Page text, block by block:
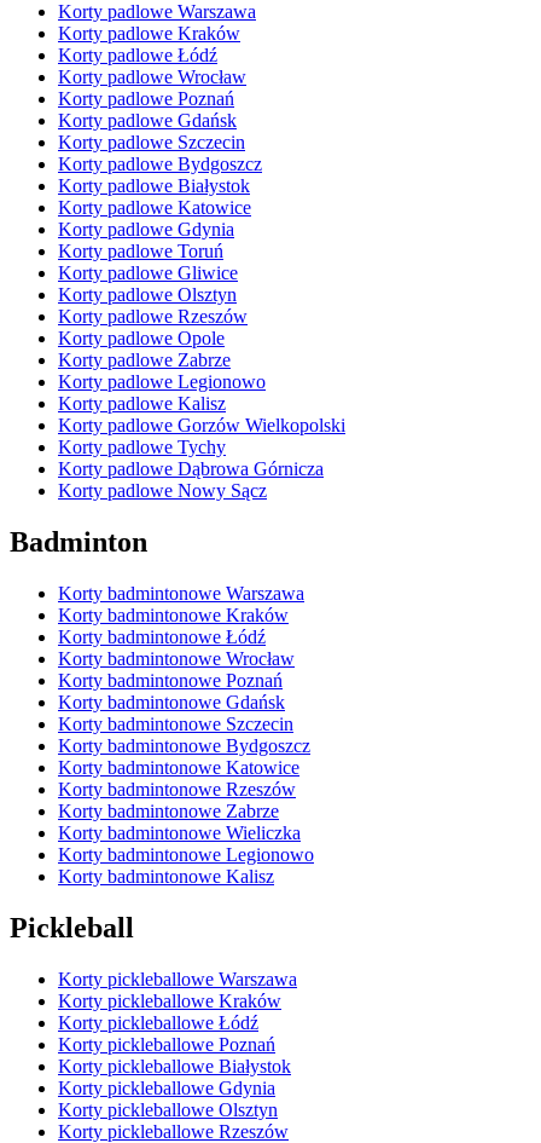
Korty padlowe Warszawa
Korty padlowe Kraków
Korty padlowe Łódź
Korty padlowe Wrocław
Korty padlowe Poznań
Korty padlowe Gdańsk
Korty padlowe Szczecin
Korty padlowe Bydgoszcz
Korty padlowe Białystok
Korty padlowe Katowice
Korty padlowe Gdynia
Korty padlowe Toruń
Korty padlowe Gliwice
Korty padlowe Olsztyn
Korty padlowe Rzeszów
Korty padlowe Opole
Korty padlowe Zabrze
Korty padlowe Legionowo
Korty padlowe Kalisz
Korty padlowe Gorzów Wielkopolski
Korty padlowe Tychy
Korty padlowe Dąbrowa Górnicza
Korty padlowe Nowy Sącz
Badminton
Korty badmintonowe Warszawa
Korty badmintonowe Kraków
Korty badmintonowe Łódź
Korty badmintonowe Wrocław
Korty badmintonowe Poznań
Korty badmintonowe Gdańsk
Korty badmintonowe Szczecin
Korty badmintonowe Bydgoszcz
Korty badmintonowe Katowice
Korty badmintonowe Rzeszów
Korty badmintonowe Zabrze
Korty badmintonowe Wieliczka
Korty badmintonowe Legionowo
Korty badmintonowe Kalisz
Pickleball
Korty pickleballowe Warszawa
Korty pickleballowe Kraków
Korty pickleballowe Łódź
Korty pickleballowe Poznań
Korty pickleballowe Białystok
Korty pickleballowe Gdynia
Korty pickleballowe Olsztyn
Korty pickleballowe Rzeszów